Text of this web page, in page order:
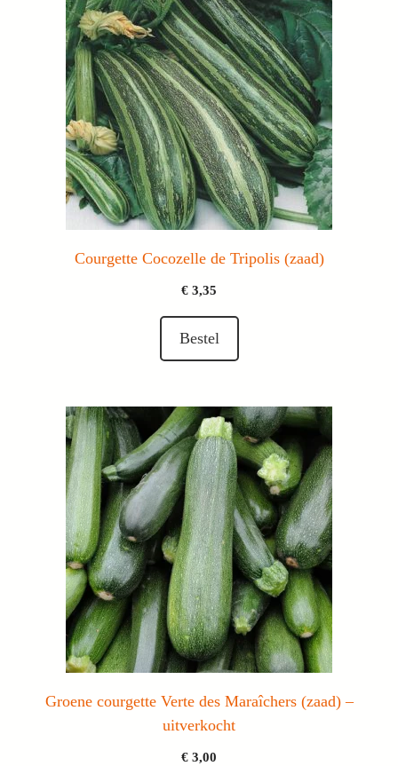
Courgette Cocozelle de Tripolis (zaad)
€ 3,35
Bestel
Groene courgette Verte des Maraîchers (zaad) –
uitverkocht
€ 3,00